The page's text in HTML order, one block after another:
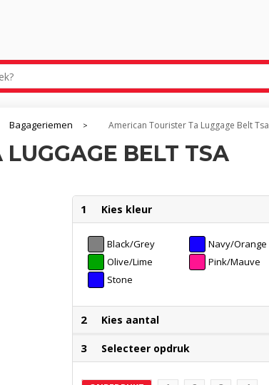
Bagageriemen > American Tourister Ta Luggage Belt Tsa
BELT TSA
1 Kies kleur
Black/Grey
Navy/Orange
Olive/Lime
Pink/Mauve
Stone
2 Kies aantal
3 Selecteer opdruk